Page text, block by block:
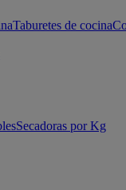
Taburetes de cocina
Secadoras por Kg